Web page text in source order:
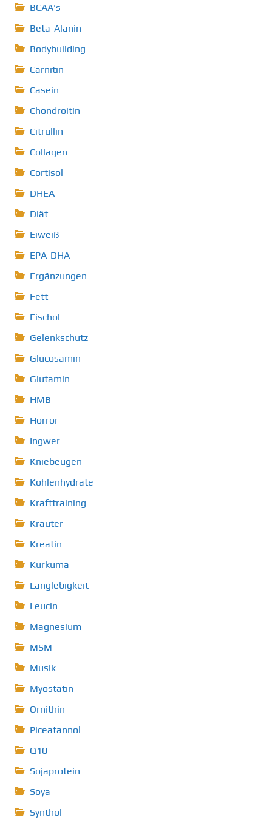
BCAA's
Beta-Alanin
Bodybuilding
Carnitin
Casein
Chondroitin
Citrullin
Collagen
Cortisol
DHEA
Diät
Eiweiß
EPA-DHA
Ergänzungen
Fett
Fischol
Gelenkschutz
Glucosamin
Glutamin
HMB
Horror
Ingwer
Kniebeugen
Kohlenhydrate
Krafttraining
Kräuter
Kreatin
Kurkuma
Langlebigkeit
Leucin
Magnesium
MSM
Musik
Myostatin
Ornithin
Piceatannol
Q10
Sojaprotein
Soya
Synthol